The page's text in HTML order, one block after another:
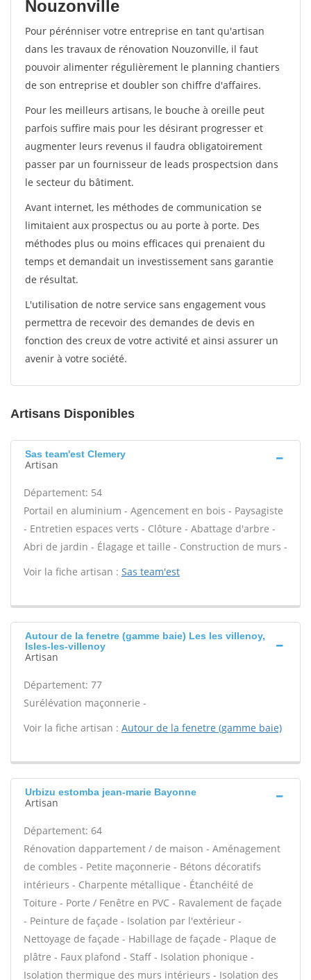
Nouzonville
Pour pérénniser votre entreprise en tant qu'artisan
dans les travaux de rénovation Nouzonville, il faut
pouvoir alimenter régulièrement le planning chantiers
de son entreprise et doubler son chiffre d'affaires.
Pour les meilleurs artisans, le bouche à oreille peut
parfois suffire mais pour les désirant progresser et
augmenter leurs revenus il faudra obligatoirement
passer par un fournisseur de leads prospectsion dans
le secteur du bâtiment.
Avant internet, les méthodes de communication se
limitaient aux prospectus ou au porte à porte. Des
méthodes plus ou moins efficaces qui prenaient du
temps et demandait un investissement sans garantie
de résultat.
L'utilisation de notre service sans engagement vous
permettra de recevoir des demandes de devis en
fonction des creux de votre activité et ainsi assurer un
avenir à votre société.
Artisans Disponibles
Sas team'est Clemery
Artisan
Département: 54
Portail en aluminium - Agencement en bois - Paysagiste
- Entretien espaces verts - Clôture - Abattage d'arbre -
Abri de jardin - Élagage et taille - Construction de murs -
Voir la fiche artisan : Sas team'est
Autour de la fenetre (gamme baie) Les les villenoy,
Isles-les-villenoy
Artisan
Département: 77
Surélévation maçonnerie -
Voir la fiche artisan : Autour de la fenetre (gamme baie)
Urbizu estomba jean-marie Bayonne
Artisan
Département: 64
Rénovation dappartement / de maison - Aménagement
de combles - Petite maçonnerie - Bétons décoratifs
intérieurs - Charpente métallique - Étanchéité de
Toiture - Porte / Fenêtre en PVC - Ravalement de façade
- Peinture de façade - Isolation par l'extérieur -
Nettoyage de façade - Habillage de façade - Plaque de
plâtre - Faux plafond - Staff - Isolation phonique -
Isolation thermique des murs intérieurs - Isolation des